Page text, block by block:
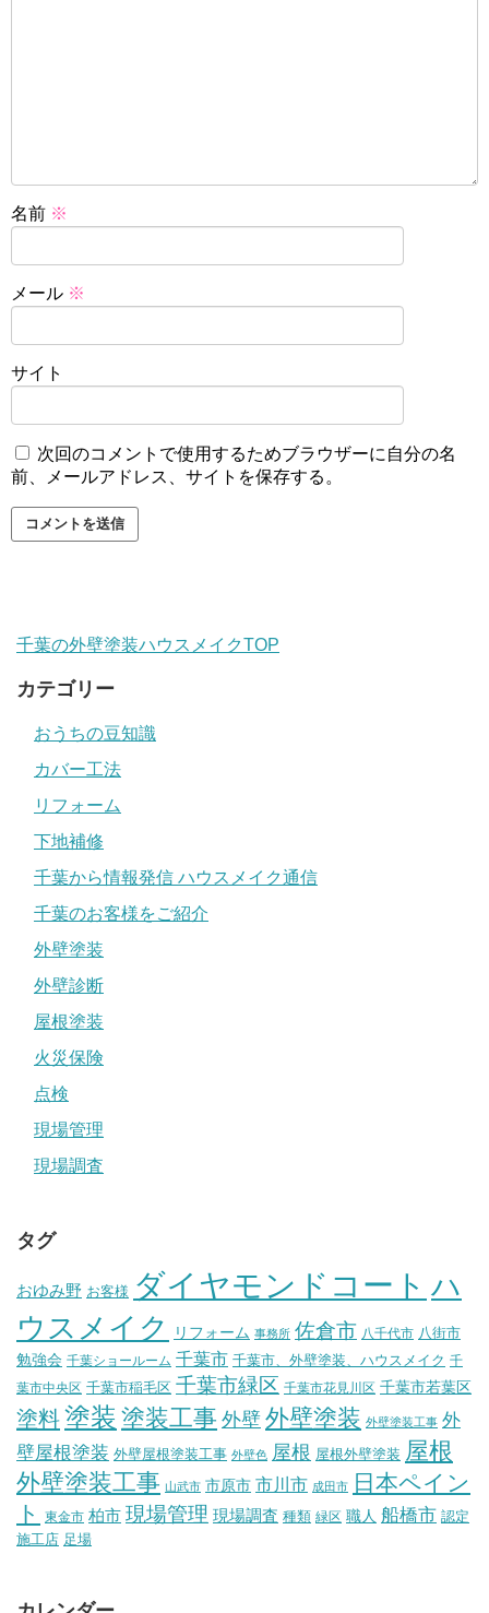
名前 ※
メール ※
サイト
次回のコメントで使用するためブラウザーに自分の名
前、メールアドレス、サイトを保存する。
千葉の外壁塗装ハウスメイクTOP
カテゴリー
おうちの豆知識
カバー工法
リフォーム
下地補修
千葉から情報発信 ハウスメイク通信
千葉のお客様をご紹介
外壁塗装
外壁診断
屋根塗装
火災保険
点検
現場管理
現場調査
タグ
おゆみ野 お客様 ダイヤモンドコート ハ
ウスメイク
リフォーム 事務所 佐倉市 八千代市 八街市
勉強会 千葉ショールーム 千葉市 千葉市、外壁塗装、ハウスメイク 千
葉市中央区 千葉市稲毛区 千葉市緑区 千葉市花見川区 千葉市若葉区
塗料塗装 塗装工事 外壁 外壁塗装 外壁塗装工事 外
壁屋根塗装 外壁屋根塗装工事 外壁色 屋根 屋根外壁塗装 屋根
外壁塗装工事 山武市 市原市 市川市 成田市
日本ペイン
ト
東金市 柏市 現場管理 現場調査 種類 緑区 職人 船橋市 認定
施工店 足場